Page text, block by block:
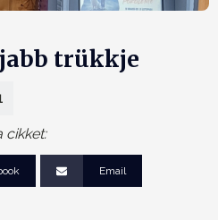
trükkje
cikket:
Email